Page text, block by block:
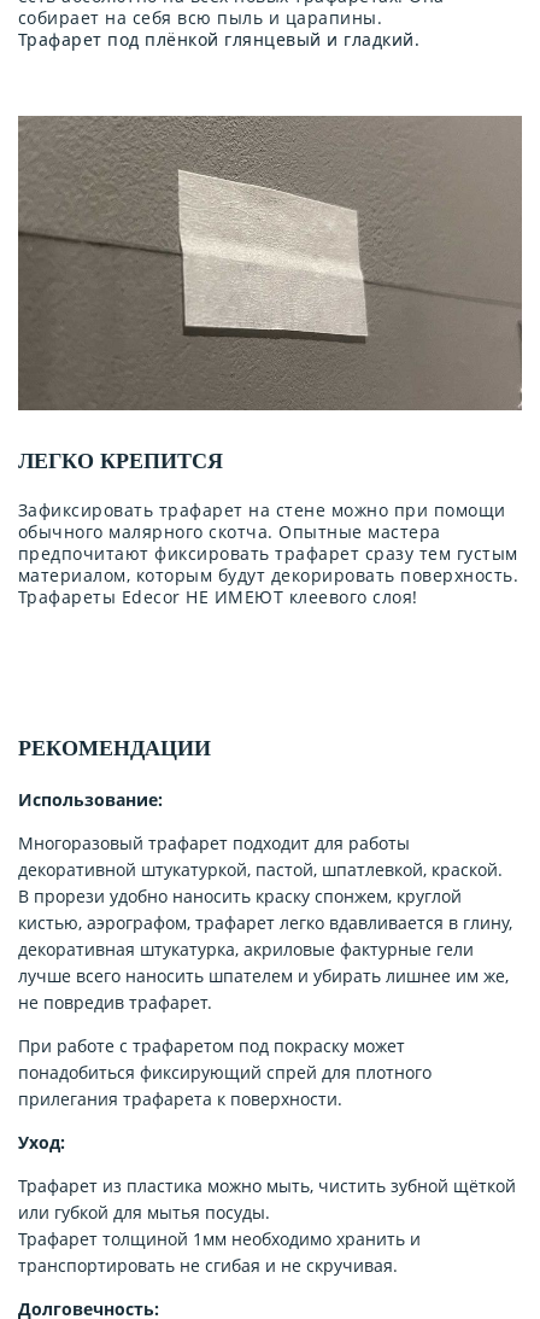
собирает на себя всю пыль и царапины.
Трафарет под плёнкой глянцевый и гладкий.
ЛЕГКО КРЕПИТСЯ
Зафиксировать трафарет на стене можно при помощи
обычного малярного скотча. Опытные мастера
предпочитают фиксировать трафарет сразу тем густым
материалом, которым будут декорировать поверхность.
Трафареты Edecor НЕ ИМЕЮТ клеевого слоя!
РЕКОМЕНДАЦИИ
Использование:
Многоразовый трафарет подходит для работы
декоративной штукатуркой, пастой, шпатлевкой, краской.
В прорези удобно наносить краску спонжем, круглой
кистью, аэрографом, трафарет легко вдавливается в глину,
декоративная штукатурка, акриловые фактурные гели
лучше всего наносить шпателем и убирать лишнее им же,
не повредив трафарет.
При работе с трафаретом под покраску может
понадобиться фиксирующий спрей для плотного
прилегания трафарета к поверхности.
Уход:
Трафарет из пластика можно мыть, чистить зубной щёткой
или губкой для мытья посуды.
Трафарет толщиной 1мм необходимо хранить и
транспортировать не сгибая и не скручивая.
Долговечность: